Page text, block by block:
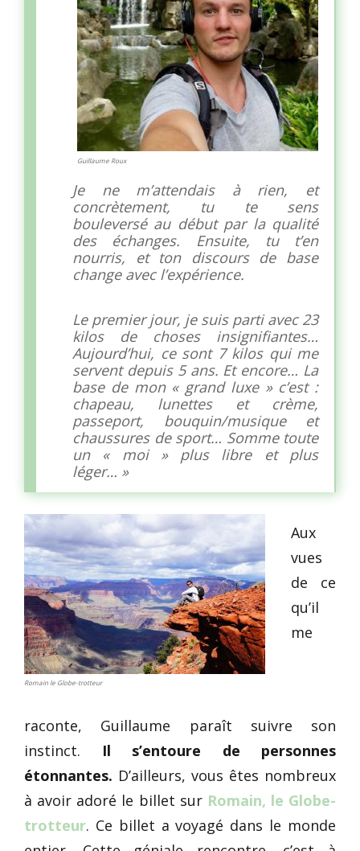
Guillaume Roux
Je ne m’attendais à rien, et
concrètement, tu te sens
bouleversé au début par la qualité
des échanges. Ensuite, tu t’en
nourris, et ton discours de base
change avec l’expérience.
Le premier jour, je suis parti avec 23
kilos de choses insignifiantes…
Aujourd’hui, ce sont 7 kilos qui me
servent depuis 5 ans. Et encore… La
base de mon « grand luxe » c’est :
chapeau, lunettes et crème,
passeport, bouquin/musique et
chaussures de sport… Somme toute
un « moi » plus libre et plus
léger… »
Romain le Globe-trotteur
Aux
vues
de ce
qu’il
me
raconte, Guillaume paraît suivre son
instinct.
Il s’entoure de personnes
étonnantes. D’ailleurs, vous êtes nombreux
à avoir adoré le billet sur Romain, le Globe-
trotteur. Ce billet a voyagé dans le monde